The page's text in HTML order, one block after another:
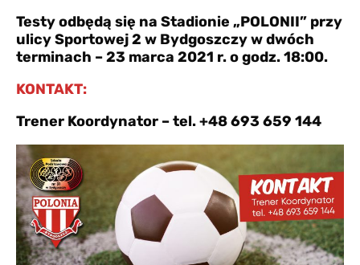
Testy odbędą się na Stadionie „POLONII” przy
ulicy Sportowej 2 w Bydgoszczy w dwóch
terminach – 23 marca 2021 r. o godz. 18:00.
KONTAKT:
Trener Koordynator – tel. +48 693 659 144